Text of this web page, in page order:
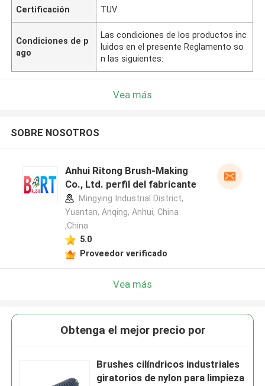
Certificación TUV
Condiciones de p
ago
Las condiciones de los productos inc
luidos en el presente Reglamento so
n las siguientes:
Vea más
SOBRE NOSOTROS
Anhui Ritong Brush-Making
Co., Ltd. perfil del fabricante
Mingying Industrial District,
Yuantan, Anqing, Anhui, China
,China
5.0
Proveedor verificado
Vea más
Obtenga el mejor precio por
Brushes cilíndricos industriales
giratorios de nylon para limpieza